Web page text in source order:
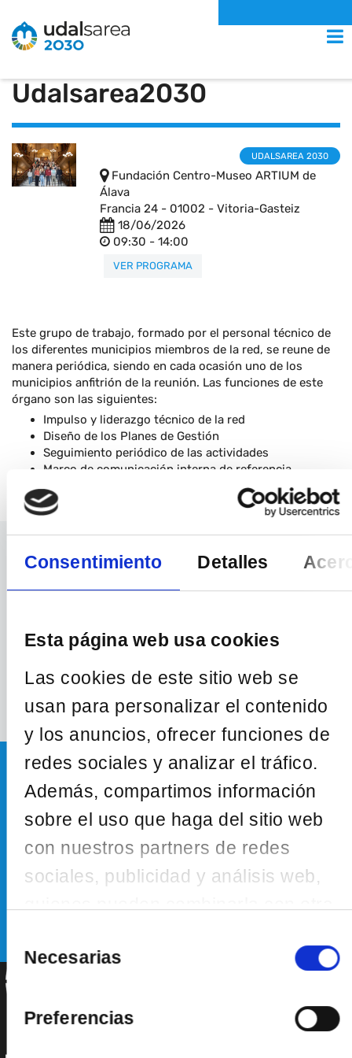
Consentimiento Detalles
Esta página web usa cookies
Las cookies de este sitio web se
usan para personalizar el contenido
y los anuncios, ofrecer funciones de
redes sociales y analizar el tráfico.
Además, compartimos información
sobre el uso que haga del sitio web
con nuestros partners de redes
sociales, publicidad y análisis web,
quienes pueden combinarla con otra
proporcionado o que hayan
hecho de sus servicios.
de
consentimiento
Necesarias
Preferencias
Reunión del Comité
Udalsarea2030
UDALSAREA 2030
Fundación Centro-Museo ARTIUM de
Álava
Francia 24 - 01002 - Vitoria-Gasteiz
18/06/2026
09:30 - 14:00
Este grupo de trabajo, formado por el personal técnico de
los diferentes municipios miembros de la red, se reune de
manera periódica, siendo en cada ocasión uno de los
municipios anfitrión de la reunión. Las funciones de este
órgano son las siguientes:
Impulso y liderazgo técnico de la red
Diseño de los Planes de Gestión
Seguimiento periódico de las actividades
Marco de comunicación interna de referencia
Contacto
de contacto para resolver tus dudas y ayudarte
ESCRÍBENOS
Newsletter
Inscríbete a nuestra newsletter para estar al
tanto de todas las novedades
SUSCRÍBETE